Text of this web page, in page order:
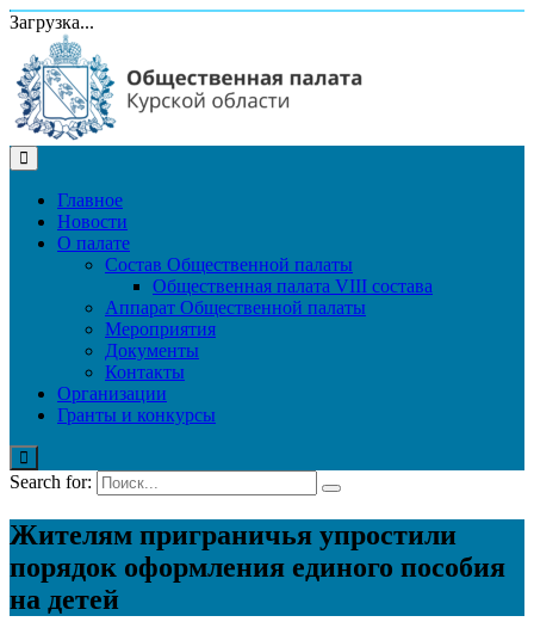
Загрузка...
Главное
Новости
О палате
Состав Общественной палаты
Общественная палата VIII состава
Аппарат Общественной палаты
Мероприятия
Документы
Контакты
Организации
Гранты и конкурсы
Search for:
Жителям приграничья упростили
порядок оформления единого пособия
на детей